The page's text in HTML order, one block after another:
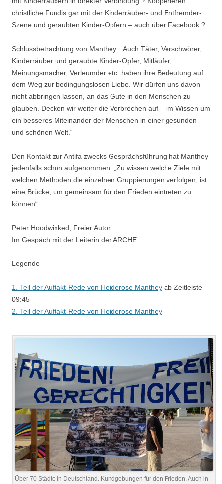
christliche Fundis gar mit der Kinderräuber- und Entfremder-
Szene und geraubten Kinder-Opfern – auch über Facebook ?
Schlussbetrachtung von Manthey: „Auch Täter, Verschwörer,
Kinderräuber und geraubte Kinder-Opfer, Mitläufer,
Meinungsmacher, Verleumder etc. haben ihre Bedeutung auf
dem Weg zur bedingungslosen Liebe. Wir dürfen uns davon
nicht abbringen lassen, an das Gute in den Menschen zu
glauben. Decken wir weiter die Verbrechen auf – im Wissen um
ein besseres Miteinander der Menschen in einer gesunden
und schönen Welt.“
Den Kontakt zur Antifa zwecks Gesprächsführung hat Manthey
jedenfalls schon aufgenommen: „Zu wissen welche Ziele mit
welchen Methoden die einzelnen Gruppierungen verfolgen, ist
eine Brücke, um gemeinsam für den Frieden eintreten zu
können“.
Peter Hoodwinked, Freier Autor
Im Gespäch mit der Leiterin der ARCHE
Legende
1. Teil der Auftakt-Rede von Heiderose Manthey ab Zeitleiste
09:45
2. Teil der Auftakt-Rede von Heiderose Manthey
Über 70 Städte in Deutschland. Kundgebungen für den Frieden. Auch in